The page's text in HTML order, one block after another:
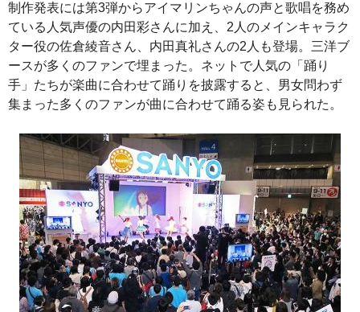
制作発表には第3弾からアイマリンちゃんの声と歌唱を務め
ている人気声優の内田彩さんに加え、2人のメインキャラク
ター役の佐倉綾音さん、内田真礼さんの2人も登場。三洋ブ
ースが多くのファンで埋まった。ネットで人気の「踊り
手」たちが楽曲に合わせて踊りを披露すると、男女問わず
集まった多くのファンが曲に合わせて踊る姿も見られた。